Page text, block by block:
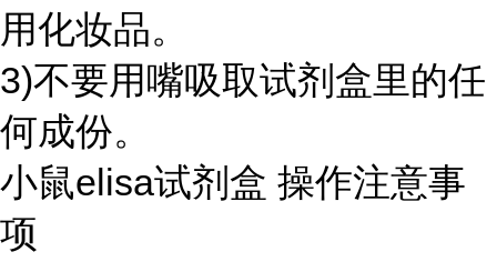
用化妆品。
3)不要用嘴吸取试剂盒里的任
何成份。
小鼠elisa试剂盒 操作注意事
项